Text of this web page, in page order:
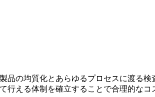
の均質化とあらゆるプロセスに渡る
える体制を確立することで合理的なコ